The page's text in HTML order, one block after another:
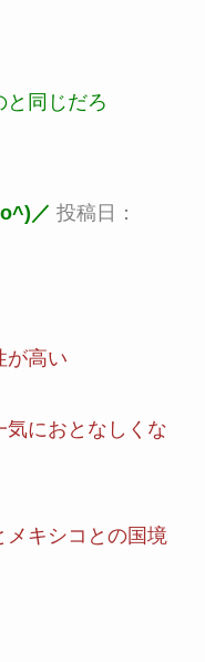
と同じだろ
／ 投稿日：
が高い
におとなしくな
メキシコとの国境